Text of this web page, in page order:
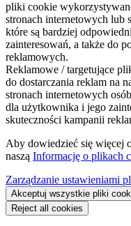
pliki cookie
stronach internetowych lub
które są bardziej
zainteresowań, a także do
reklamowych.
Reklamowe / targetujące
do dostarczania reklam na
stronach internetowych
dla użytkownika i jego
skuteczności kampanii
Aby dowiedzieć się więcej
naszą Informację o plikach
Zarządzanie ustawieniami
Akceptuj wszystkie pliki
Reject all cookies